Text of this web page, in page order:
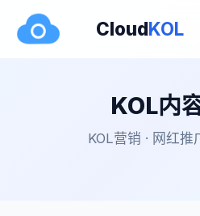
CloudKOL
KOL内
KOL营销 · 网红推